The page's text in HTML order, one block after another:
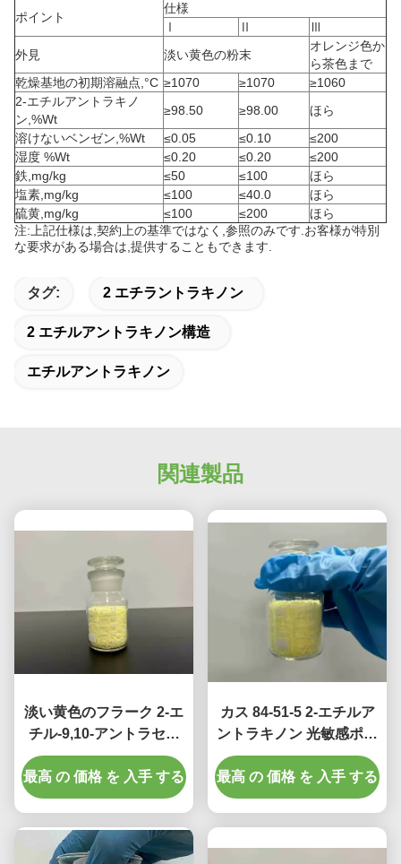
ポイント
仕様
Ⅰ
Ⅱ
Ⅲ
外見
淡い黄色の粉末
オレンジ色か
ら茶色まで
乾燥基地の初期溶融点,°C ≥1070 ≥1070
≥1060
2-エチルアントラキノ
ン,%Wt
≥98.50 ≥98.00
ほら
溶けないベンゼン,%Wt
≤0.05 ≤0.10
≤200
湿度 %Wt
≤0.20 ≤0.20
≤200
鉄,mg/kg
≤50 ≤100
ほら
塩素,mg/kg
≤100 ≤40.0
ほら
硫黄,mg/kg
≤100 ≤200
ほら
注:上記仕様は,契約上の基準ではなく,参照のみです.お客様が特別
な要求がある場合は,提供することもできます.
タグ: 2 エチラントラキノン
2 エチルアントラキノン構造
エチルアントラキノン
関連製品
淡い黄色のフラーク 2-エ
チル-9,10-アントラセニ
ドオン 2-エチルアントラ
キノン ISO 14001 証明書
最高 の 価格 を 入手 する
カス 84-51-5 2-エチルア
ントラキノン 光敏感ポリ
メリゼーション開始剤の
ための黄色のフラーク
最高 の 価格 を 入手 する